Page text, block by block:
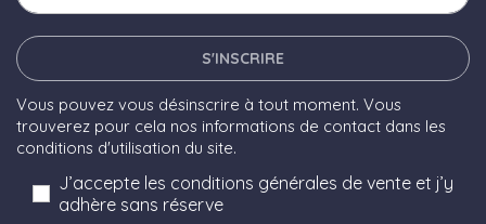
S'INSCRIRE
Vous pouvez vous désinscrire à tout moment. Vous
trouverez pour cela nos informations de contact dans les
conditions d'utilisation du site.
J’accepte les conditions générales de vente et j’y
adhère sans réserve